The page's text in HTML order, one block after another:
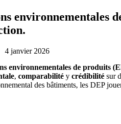
environnementales
4 janvier 2026
environnementales de produits
, comparabilité y crédibilité sur
des bâtiments, les DEP